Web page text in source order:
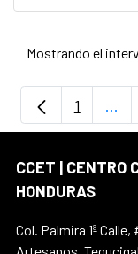
Mostrando el
Página
1 ...
CCET | CENTRO
HONDURAS
Col. Palmira 1ª